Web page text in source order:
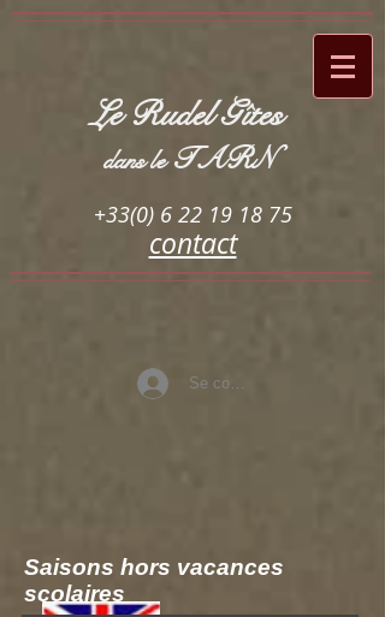
Le Rudel Gîtes
dans leTARN
+33(0) 6 22 19 18 75
contact
Se connecter
Saisons hors vacances
scolaires